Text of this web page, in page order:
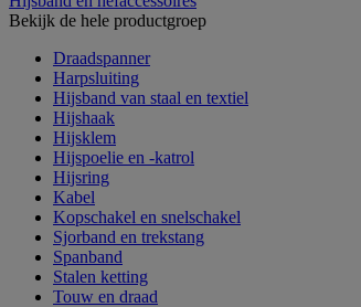
Bekijk de hele productgroep
Draadspanner
Harpsluiting
Hijsband van staal en textiel
Hijshaak
Hijsklem
Hijspoelie en -katrol
Hijsring
Kabel
Kopschakel en snelschakel
Sjorband en trekstang
Spanband
Stalen ketting
Touw en draad